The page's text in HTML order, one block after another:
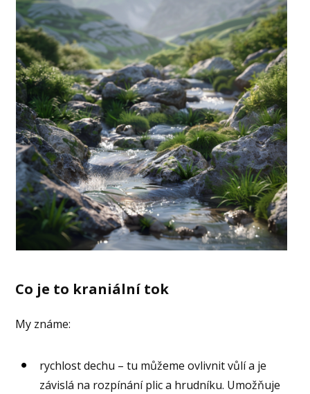
Co je to kraniální tok
My známe:
rychlost dechu – tu můžeme ovlivnit vůlí a je
závislá na rozpínání plic a hrudníku. Umožňuje